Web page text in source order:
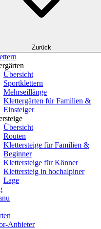
Zurück
Übersicht
Sportklettern
Mehrseillänge
Klettergärten für Familien &
Einsteiger
Übersicht
Routen
Klettersteige für Familien &
Beginner
Klettersteige für Könner
Klettersteig in hochalpiner
Lage
Anbieter